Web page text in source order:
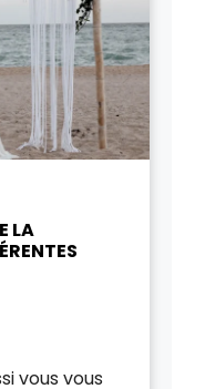
LA
vous vous